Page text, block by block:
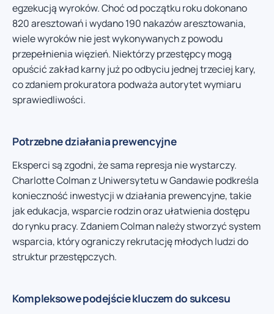
egzekucją wyroków. Choć od początku roku dokonano
820 aresztowań i wydano 190 nakazów aresztowania,
wiele wyroków nie jest wykonywanych z powodu
przepełnienia więzień. Niektórzy przestępcy mogą
opuścić zakład karny już po odbyciu jednej trzeciej kary,
co zdaniem prokuratora podważa autorytet wymiaru
sprawiedliwości.
Potrzebne działania prewencyjne
Eksperci są zgodni, że sama represja nie wystarczy.
Charlotte Colman z Uniwersytetu w Gandawie podkreśla
konieczność inwestycji w działania prewencyjne, takie
jak edukacja, wsparcie rodzin oraz ułatwienia dostępu
do rynku pracy. Zdaniem Colman należy stworzyć system
wsparcia, który ograniczy rekrutację młodych ludzi do
struktur przestępczych.
Kompleksowe podejście kluczem do sukcesu